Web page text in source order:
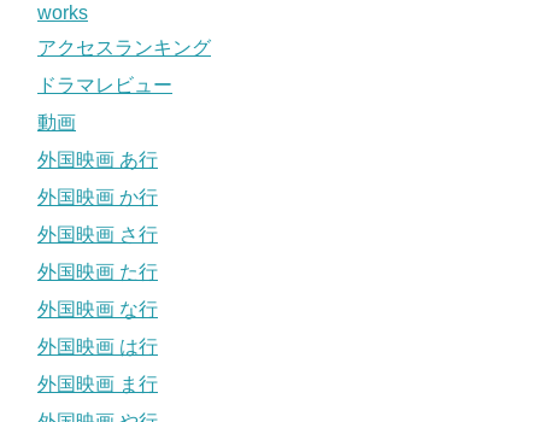
works
アクセスランキング
ドラマレビュー
動画
外国映画 あ行
外国映画 か行
外国映画 さ行
外国映画 た行
外国映画 な行
外国映画 は行
外国映画 ま行